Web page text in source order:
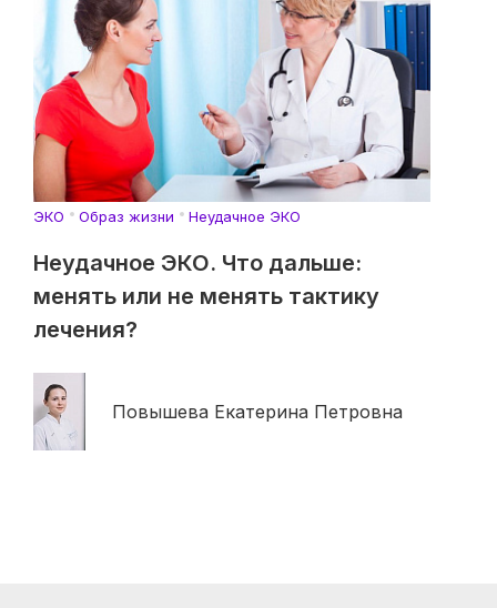
ЭКО Образ жизни Неудачное ЭКО
Неудачное ЭКО. Что дальше:
менять или не менять тактику
лечения?
Повышева Екатерина Петровна